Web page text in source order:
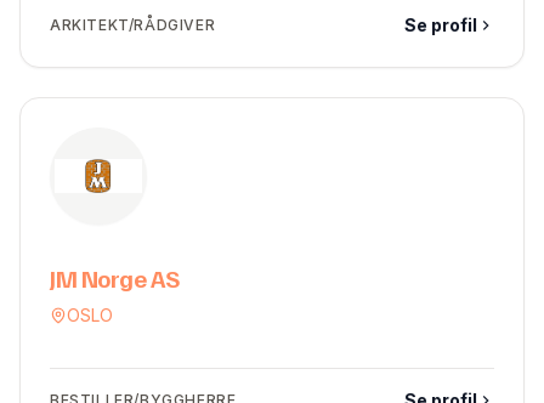
ARKITEKT/RÅDGIVER Se profil
JM Norge AS
OSLO